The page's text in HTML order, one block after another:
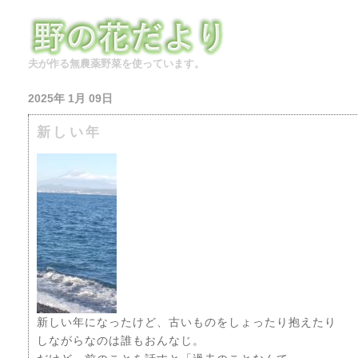
夫が作る無農薬野菜を使っています。
2025年 1月 09日
新しい年
新しい年になったけど、古いものをしょったり抱えたり
しながらなのは誰もおんなじ。